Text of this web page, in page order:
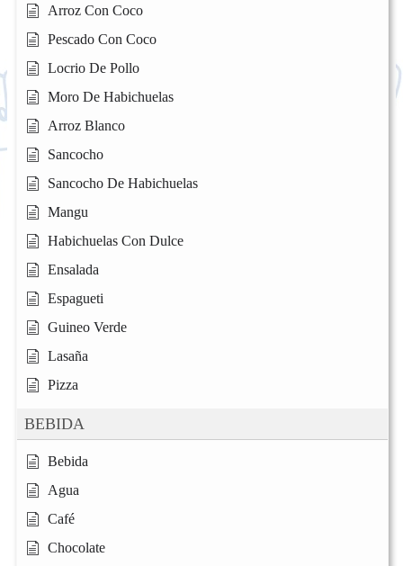
Arroz Con Coco
Pescado Con Coco
Locrio De Pollo
Moro De Habichuelas
Arroz Blanco
Sancocho
Sancocho De Habichuelas
Mangu
Habichuelas Con Dulce
Ensalada
Espagueti
Guineo Verde
Lasaña
Pizza
BEBIDA
Bebida
Agua
Café
Chocolate